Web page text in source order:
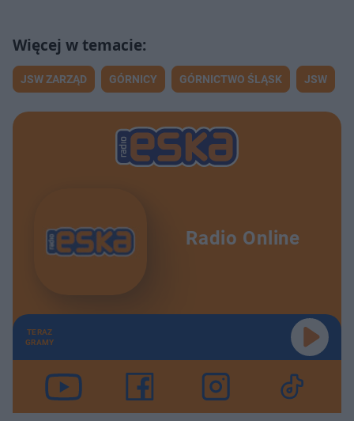
JSW ZARZĄD GÓRNICY GÓRNICTWO ŚLĄSK JSW
Radio Online
TERAZ
GRAMY